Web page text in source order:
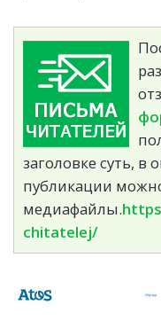
заголовке суть, в
публикации
медиафайлы.
chitatelej/